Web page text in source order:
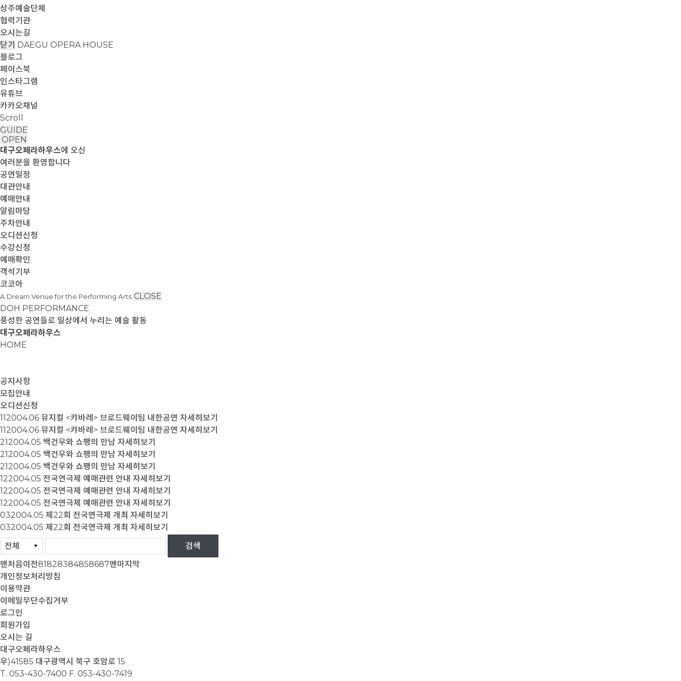
상주예술단체
협력기관
오시는길
닫기 DAEGU OPERA HOUSE
블로그
페이스북
인스타그램
유튜브
카카오채널
Scroll
GUIDE
OPEN
대구오페라하우스에 오신
여러분을 환영합니다
공연일정
대관안내
예매안내
알림마당
주차안내
오디션신청
수강신청
예매확인
객석기부
코코아
A Dream Venue for the Performing Arts CLOSE
DOH PERFORMANCE
풍성한 공연들로 일상에서 누리는 예술 활동
대구오페라하우스
HOME
공지사항
모집안내
오디션신청
112004.06 뮤지컬 <캬바레> 브로드웨이팀 내한공연 자세히보기
112004.06 뮤지컬 <캬바레> 브로드웨이팀 내한공연 자세히보기
212004.05 백건우와 쇼팽의 만남 자세히보기
212004.05 백건우와 쇼팽의 만남 자세히보기
212004.05 백건우와 쇼팽의 만남 자세히보기
122004.05 전국연극제 예매관련 안내 자세히보기
122004.05 전국연극제 예매관련 안내 자세히보기
122004.05 전국연극제 예매관련 안내 자세히보기
032004.05 제22회 전국연극제 개최 자세히보기
032004.05 제22회 전국연극제 개최 자세히보기
맨처음이전81828384858687맨마지막
개인정보처리방침
이용약관
이메일무단수집거부
로그인
회원가입
오시는 길
대구오페라하우스
우)41585 대구광역시 북구 호암로 15
T. 053-430-7400 F. 053-430-7419